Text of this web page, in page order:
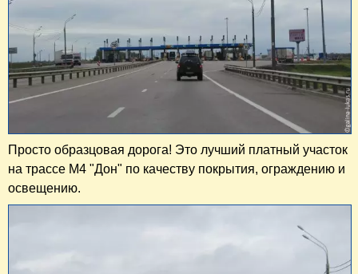
Просто образцовая дорога! Это лучший платный участок
на трассе М4 "Дон" по качеству покрытия, ограждению и
освещению.